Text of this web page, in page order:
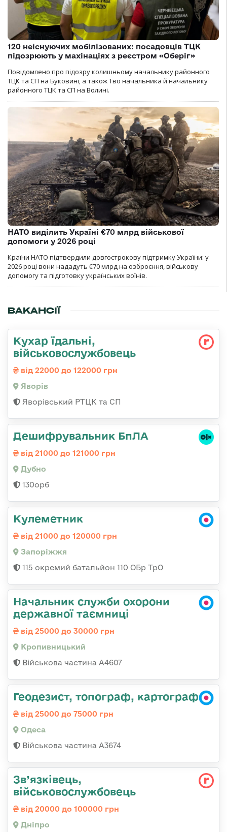
120 неіснуючих мобілізованих: посадовців ТЦК
підозрюють у махінаціях з реєстром «Оберіг»
Повідомлено про підозру колишньому начальнику районного
ТЦК та СП на Буковині, а також Тво начальника й начальнику
районного ТЦК та СП на Волині.
НАТО виділить Україні €70 млрд військової
допомоги у 2026 році
Країни НАТО підтвердили довгострокову підтримку України: у
2026 році вони нададуть €70 млрд на озброєння, військову
допомогу та підготовку українських воїнів.
ВАКАНСІЇ
Кухар їдальні,
військовослужбовець
від 22000 до 122000 грн
Яворів
Яворівський РТЦК та СП
Дешифрувальник БпЛА
від 21000 до 121000 грн
Дубно
130орб
Кулеметник
від 21000 до 120000 грн
Запоріжжя
115 окремий батальйон 110 ОБр ТрО
Начальник служби охорони
державної таємниці
від 25000 до 30000 грн
Кропивницький
Військова частина А4607
Геодезист, топограф, картограф
від 25000 до 75000 грн
Одеса
Військова частина А3674
Зв’язківець,
військовослужбовець
від 20000 до 100000 грн
Дніпро